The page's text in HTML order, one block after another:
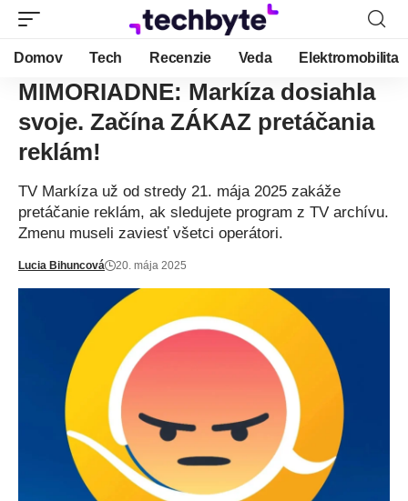
Domov Tech Recenzie Veda Elektromobilita
MIMORIADNE: Markíza dosiahla
svoje. Začína ZÁKAZ pretáčania
reklám!
TV Markíza už od stredy 21. mája 2025 zakáže
pretáčanie reklám, ak sledujete program z TV archívu.
Zmenu museli zaviesť všetci operátori.
Lucia Bihuncová 20. mája 2025